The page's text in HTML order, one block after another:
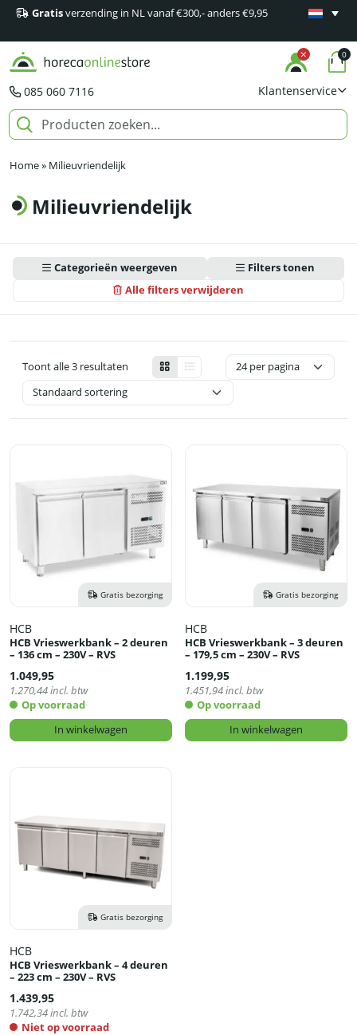
Gratisverzending in NL vanaf €300,- anders €9,95
Minimaal
085 060 7116 Klantenservice
0
Home» Milieuvriendelijk
Milieuvriendelijk
Categorieën weergeven
Alle filters verwijderen
Filters tonen
Toont alle 3 resultaten
Gratis bezorging
HCB
HCB Vrieswerkbank – 2 deuren
– 136 cm – 230V – RVS
1.049,95
1.270,44incl. btw
Op voorraad
In winkelwagen
Gratis bezorging
HCB
HCB Vrieswerkbank – 3 deuren
– 179,5 cm – 230V – RVS
1.199,95
1.451,94incl. btw
Op voorraad
In winkelwagen
Gratis bezorging
HCB
HCB Vrieswerkbank – 4 deuren
– 223 cm – 230V – RVS
1.439,95
1.742,34incl. btw
Niet op voorraad